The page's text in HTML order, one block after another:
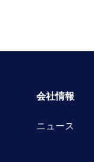
会社情報
ニュース